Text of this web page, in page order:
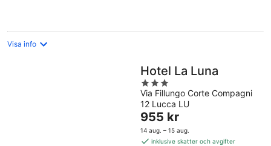
Visa info
Hotel La Luna
3
out
of
5
Via Fillungo Corte Compagni
12 Lucca LU
Priset
är
955 kr
955 kr
14 aug. – 15 aug.
inklusive skatter och avgifter